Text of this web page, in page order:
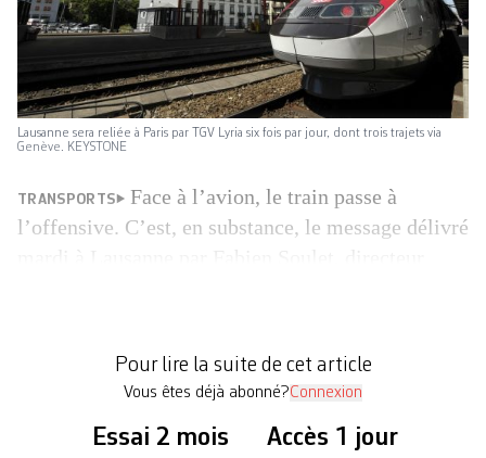
Lausanne sera reliée à Paris par TGV Lyria six fois par jour, dont trois trajets via
Genève. KEYSTONE
TRANSPORTS
Face à l’avion, le train passe à
l’offensive. C’est, en substance, le message délivré
l’offre Lyria 2020 qui entrera en vigueur le 15 […]
Pour lire la suite de cet article
Vous êtes déjà abonné?Connexion
Essai 2 mois Accès 1 jour